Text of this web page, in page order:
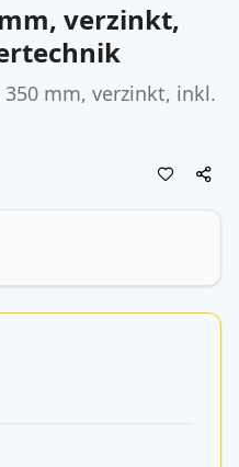
verzinkt,
mm, verzinkt, inkl.